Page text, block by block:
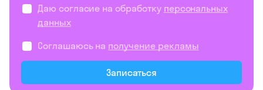
Даю согласие на обработку персональных
данных
Соглашаюсь на получение рекламы
Записаться